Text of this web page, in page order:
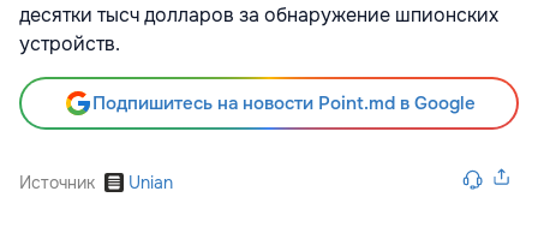
десятки тысч долларов за обнаружение шпионских
устройств.
Подпишитесь на новости Point.md в Google
Источник Unian